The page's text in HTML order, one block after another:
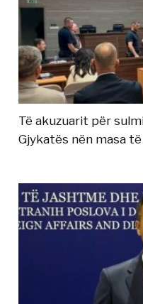
Të akuzuarit për
Gjykatës nën masa